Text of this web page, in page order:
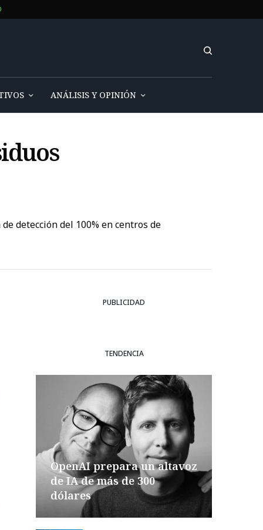
ANÁLISIS Y OPINIÓN
detección del 100% en centros de
PUBLICIDAD
TENDENCIA
OpenAI prepara un altavoz
de IA de más de 300
dólares